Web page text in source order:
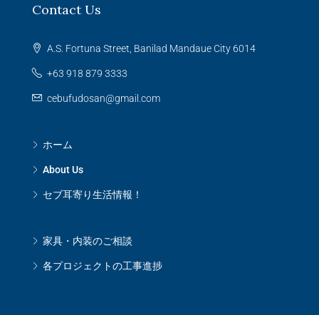
Contact Us
A.S. Fortuna Street, Banilad Mandaue City 6014
+63 918 879 3333
cebufudosan@gmail.com
ホーム
About Us
セブ耳寄り生活情報！
家具・内装のご相談
各プロジェクトの工事進捗